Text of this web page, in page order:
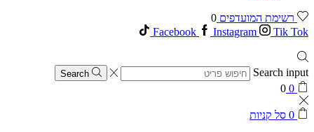
רשימת המועדפים 0
Facebook
Instagram Tik Tok
Search input
Search
0
0
0 סל קניות